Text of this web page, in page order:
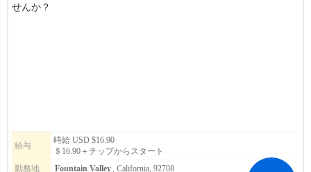
せんか？
給与
時給 USD $16.90
＄16.90＋チップからスタート
勤務地
Fountain Valley, California, 92708